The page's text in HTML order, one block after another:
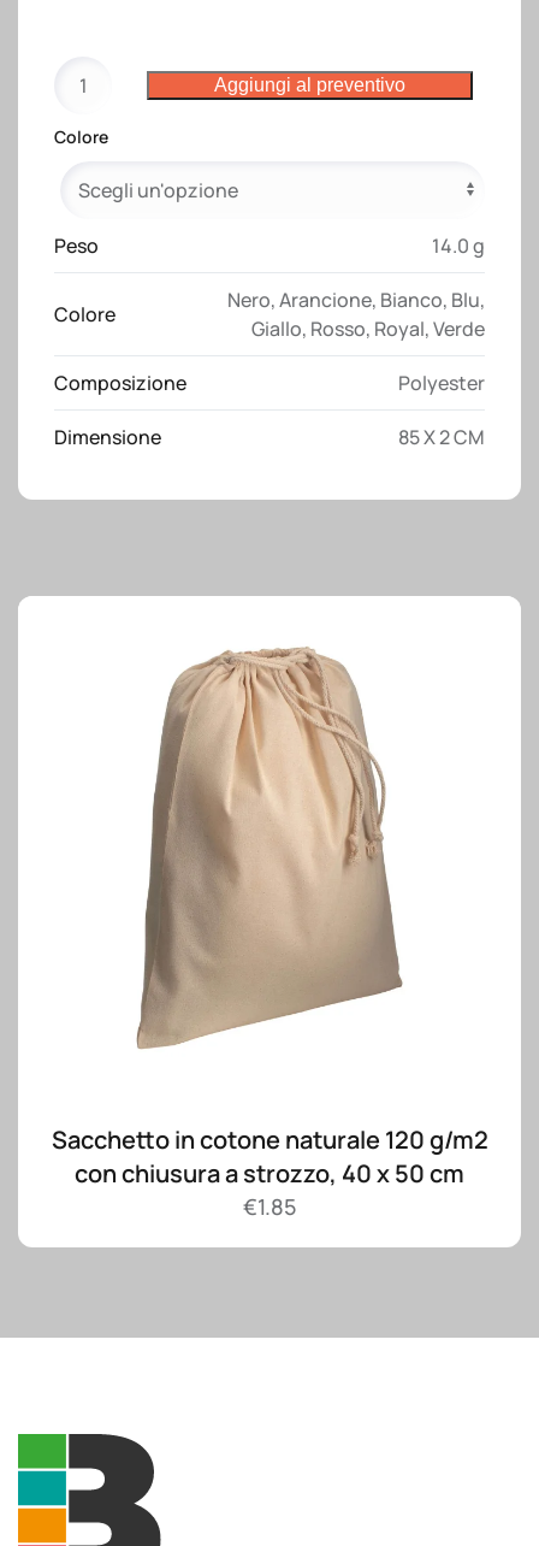
collo
sgancio
sicurezza
e
moschettone
quantità
Aggiungi al preventivo
Colore
Peso 14.0 g
Colore
Nero,Arancione, Bianco, Blu,
Giallo, Rosso, Royal,Verde
Composizione Polyester
Dimensione 85 X 2 CM
Sacchetto in cotone naturale 120 g/m2
con chiusura a strozzo, 40 x 50 cm
€1.85